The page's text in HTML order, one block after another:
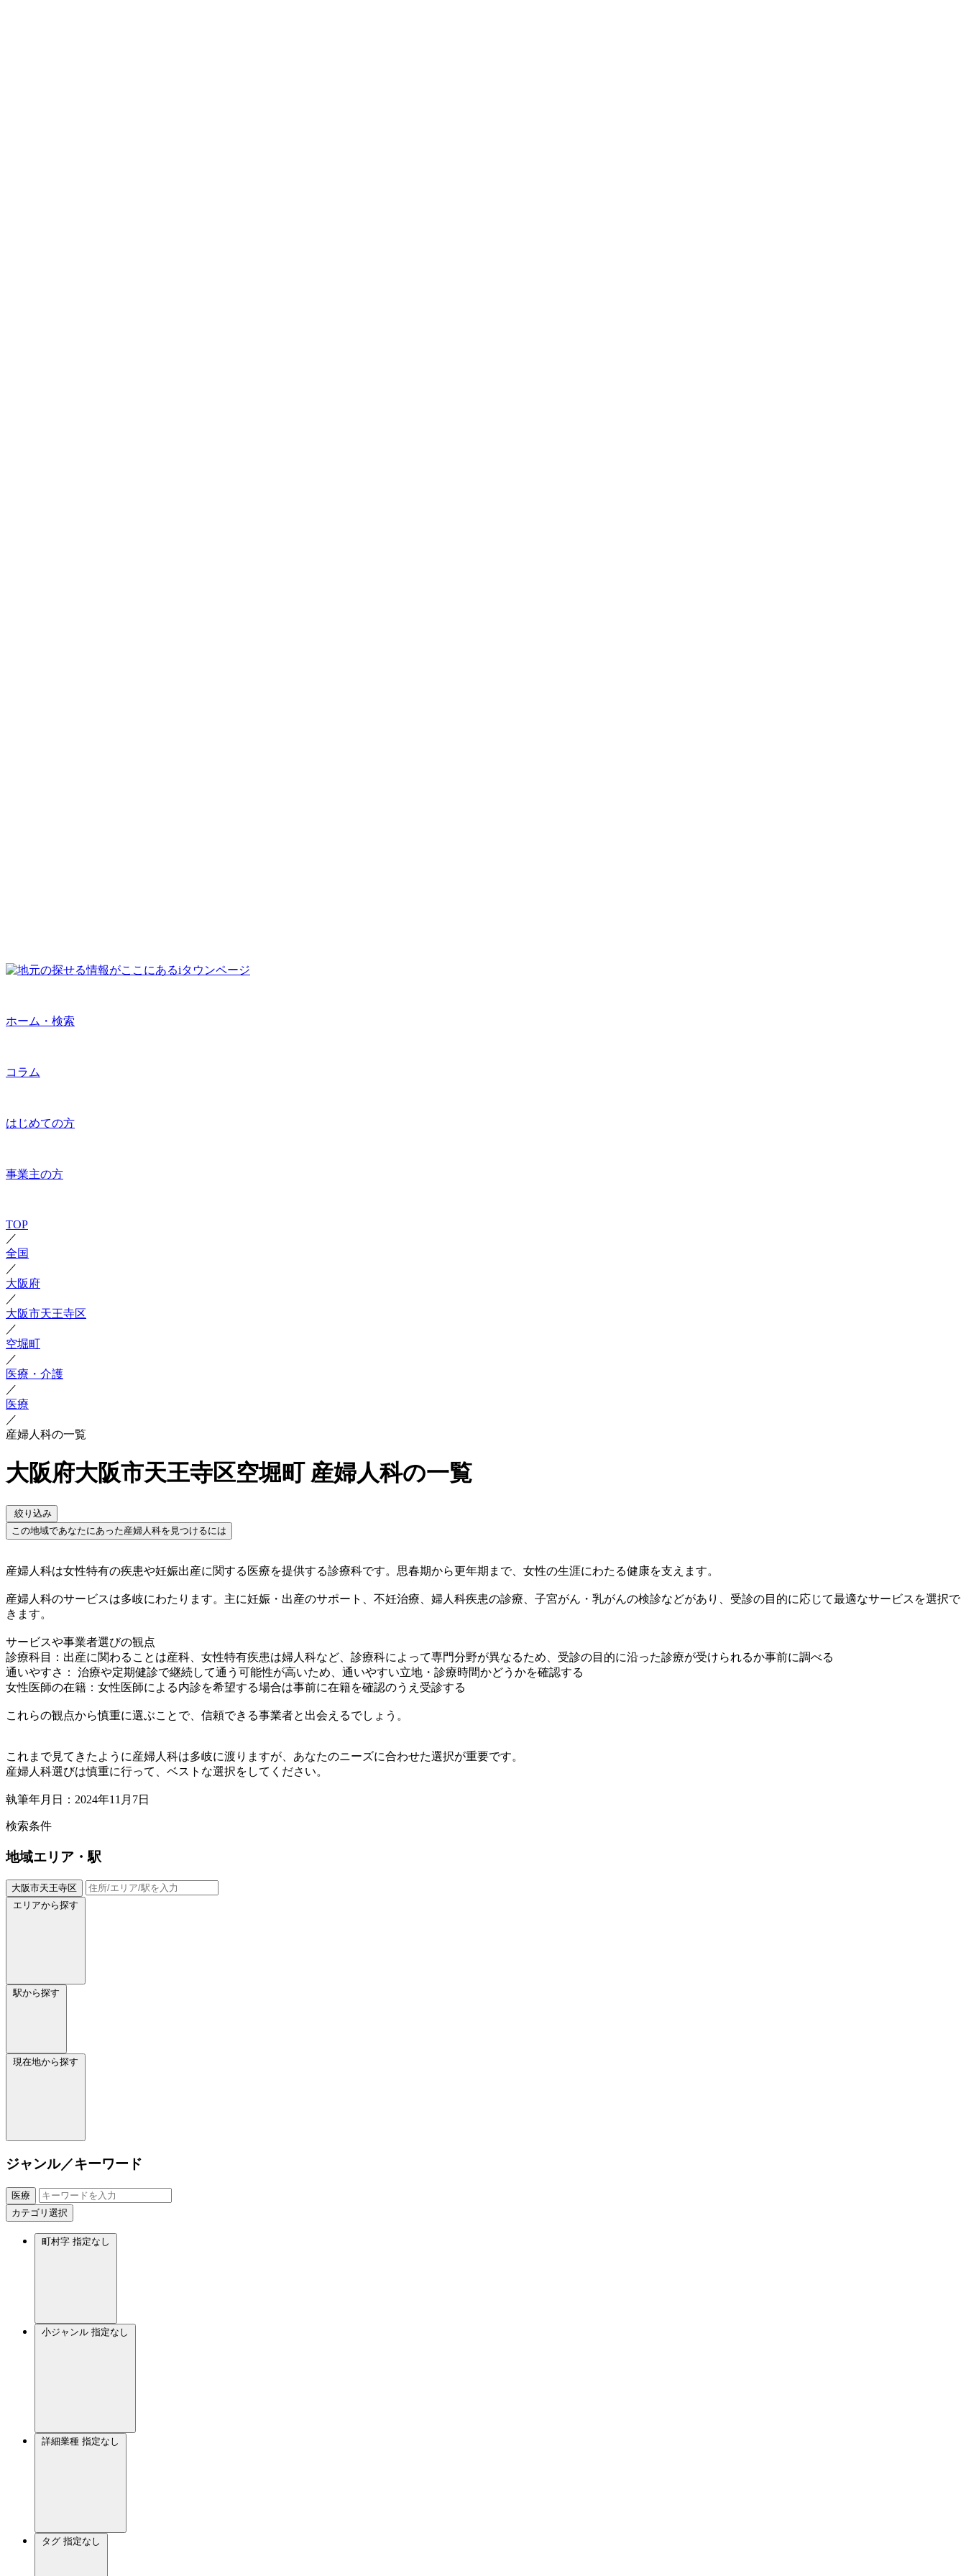
ホーム・検索
コラム
はじめての方
事業主の方
TOP
／
全国
／
大阪府
／
大阪市天王寺区
／
空堀町
／
医療・介護
／
医療
／
産婦人科の一覧
大阪府大阪市天王寺区空堀町 産婦人科の一覧
絞り込み
この地域であなたにあった産婦人科を見つけるには
産婦人科は女性特有の疾患や妊娠出産に関する医療を提供する診療科です。思春期から更年期まで、女性の生涯にわたる健康を支えます。
産婦人科のサービスは多岐にわたります。主に妊娠・出産のサポート、不妊治療、婦人科疾患の診療、子宮がん・乳がんの検診などがあり、受診の目的に応じて最適なサービスを選択で
きます。
サービスや事業者選びの観点
診療科目：出産に関わることは産科、女性特有疾患は婦人科など、診療科によって専門分野が異なるため、受診の目的に沿った診療が受けられるか事前に調べる
通いやすさ： 治療や定期健診で継続して通う可能性が高いため、通いやすい立地・診療時間かどうかを確認する
女性医師の在籍：女性医師による内診を希望する場合は事前に在籍を確認のうえ受診する
これらの観点から慎重に選ぶことで、信頼できる事業者と出会えるでしょう。
これまで見てきたように産婦人科は多岐に渡りますが、あなたのニーズに合わせた選択が重要です。
産婦人科選びは慎重に行って、ベストな選択をしてください。
執筆年月日：2024年11月7日
検索条件
地域エリア・駅
大阪市天王寺区
エリアから探す
駅から探す
現在地から探す
ジャンル／キーワード
医療
カテゴリ選択
町村字 指定なし
小ジャンル 指定なし
詳細業種 指定なし
タグ 指定なし